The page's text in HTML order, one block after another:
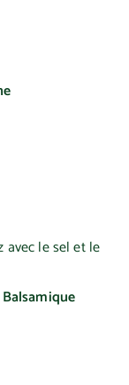
avec le sel et le